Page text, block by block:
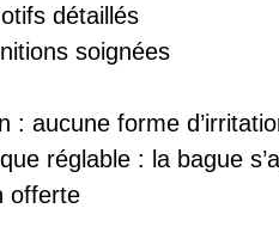
détaillés
soignées
: aucune forme
réglable : la bague
offerte